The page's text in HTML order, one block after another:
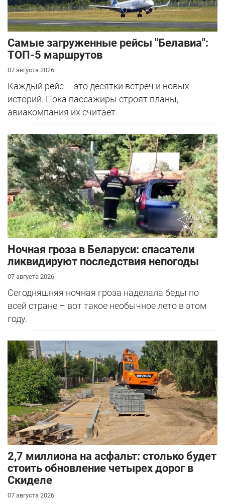
Самые загруженные рейсы "Белавиа":
ТОП-5 маршрутов
07 августа 2026
Каждый рейс – это десятки встреч и новых
историй. Пока пассажиры строят планы,
авиакомпания их считает.
Ночная гроза в Беларуси: спасатели
ликвидируют последствия непогоды
07 августа 2026
Сегодняшняя ночная гроза наделала беды по
всей стране – вот такое необычное лето в этом
году.
2,7 миллиона на асфальт: столько будет
стоить обновление четырех дорог в
Скиделе
07 августа 2026